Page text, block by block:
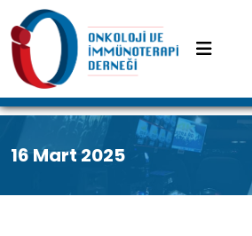
16 Mart 2025